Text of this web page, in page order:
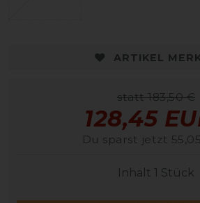
ARTIKEL
statt 183,50 €
128,45
Du sparst jetzt
Inhalt 1 Stück